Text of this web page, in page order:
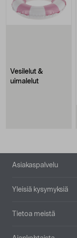
Vesilelut &
uimalelut
Alatunniste
Asiakaspalvelu
Yleisiä kysymyksiä
Tietoa meistä